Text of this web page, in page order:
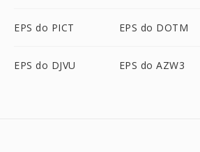
EPS do PICT EPS do DOTM
EPS do DJVU EPS do AZW3